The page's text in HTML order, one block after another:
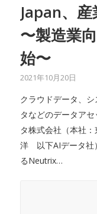
Japan、
〜製造業
始〜
2021年10月20日
クラウドデータ、
タなどのデータア
タ株式会社（本社
洋 以下AIデータ社
るNeutrix…